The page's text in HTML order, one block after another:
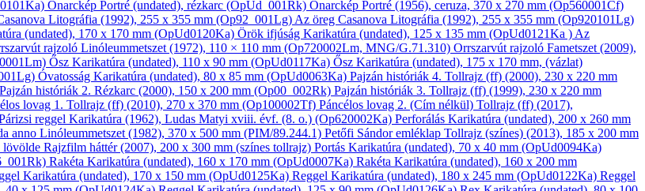
Önarckép Portré (undated), rézkarc (OpUd_001Rk) Önarckép Portré (1956), ceruza, 370 x 270 mm (Op560001Cf)
Litográfia (1992), 255 x 355 mm (Op92_001Lg) Az öreg Casanova Litográfia (1992), 255 x 355 mm (Op920101Lg)
(undated), 170 x 170 mm (OpUd0120Ka) Örök ifjúság Karikatúra (undated), 125 x 135 mm (OpUd0121Ka ) Az
rajzoló Linóleum­metszet (1972), 110 × 110 mm (Op720002Lm, MNG/G.71.310) Orrszarvút rajzoló Fametszet (2009),
Ősz Karikatúra (undated), 110 x 90 mm (OpUd0117Ka) Ősz Karikatúra (undated), 175 x 170 mm, (vázlat)
Óvatosság Karikatúra (undated), 80 x 85 mm (OpUd0063Ka) Pajzán históriák 4. Tollrajz (ff) (2000), 230 x 220 mm
Pajzán históriák 2. Rézkarc (2000), 150 x 200 mm (Op00_002Rk) Pajzán históriák 3. Tollrajz (ff) (1999), 230 x 220 mm
lovag 1. Tollrajz (ff) (2010), 270 x 370 mm (Op100002Tf) Páncélos lovag 2. (Cím nélkül) Tollrajz (ff) (2017),
reggel Karikatúra (1962), Ludas Matyi xviii. évf. (8. o.) (Op620002Ka) Perforálás Karikatúra (undated), 200 x 260 mm
anno Linóleum­metszet (1982), 370 x 500 mm (PIM/89.244.1) Petőfi Sándor emléklap Tollrajz (színes) (2013), 185 x 200 mm
lövölde Rajzfilm háttér(2007), 200 x 300 mm (színes tollrajz) Portás Karikatúra (undated), 70 x 40 mm (OpUd0094Ka)
Rakéta Karikatúra (undated), 160 x 170 mm (OpUd0007Ka) Rakéta Karikatúra (undated), 160 x 200 mm
Karikatúra (undated), 170 x 150 mm (OpUd0125Ka) Reggel Karikatúra (undated), 180 x 245 mm (OpUd0122Ka) Reggel